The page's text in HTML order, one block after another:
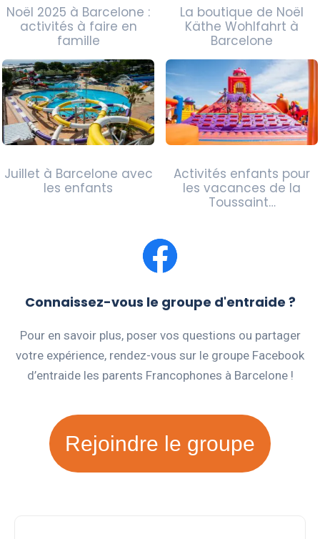
Noël 2025 à Barcelone :
activités à faire en
famille
La boutique de Noël
Käthe Wohlfahrt à
Barcelone
Juillet à Barcelone avec
les enfants
Activités enfants pour
les vacances de la
Toussaint…
Connaissez-vous le groupe d'entraide ?
Pour en savoir plus, poser vos questions ou partager
votre expérience, rendez-vous sur le groupe Facebook
d’entraide les parents Francophones à Barcelone !
Rejoindre le groupe